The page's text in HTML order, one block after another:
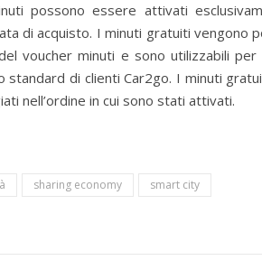
possono essere attivati
di acquisto. I minuti gratuiti
voucher minuti e sono utilizzabili
di clienti Car2go. I minuti
nell’ordine in cui sono stati attivati.
sharing economy smart city